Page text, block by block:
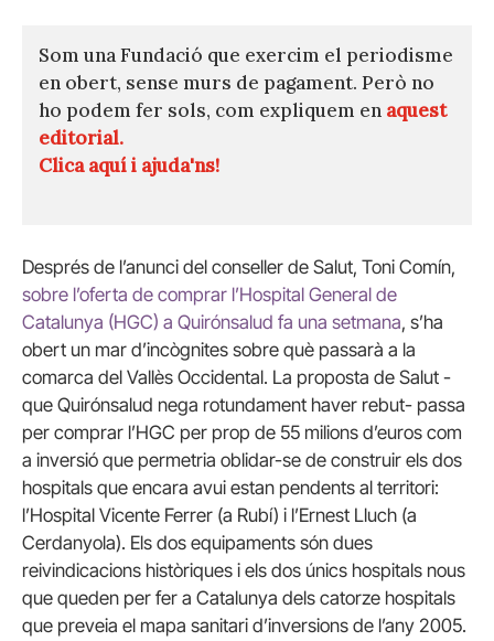
Som una Fundació que exercim el periodisme
en obert, sense murs de pagament. Però no
ho podem fer sols, com expliquem en aquest
editorial.
Clica aquí i ajuda'ns!
Després de l’anunci del conseller de Salut, Toni Comín,
sobre l’oferta de comprar l’Hospital General de
Catalunya (HGC) a Quirónsalud fa una setmana, s’ha
obert un mar d’incògnites sobre què passarà a la
comarca del Vallès Occidental. La proposta de Salut -
que Quirónsalud nega rotundament haver rebut- passa
per comprar l’HGC per prop de 55 milions d’euros com
a inversió que permetria oblidar-se de construir els dos
hospitals que encara avui estan pendents al territori:
l’Hospital Vicente Ferrer (a Rubí) i l’Ernest Lluch (a
Cerdanyola). Els dos equipaments són dues
reivindicacions històriques i els dos únics hospitals nous
que queden per fer a Catalunya dels catorze hospitals
que preveia el mapa sanitari d’inversions de l’any 2005.